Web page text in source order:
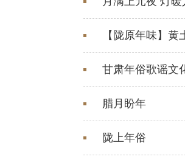
【陇原年味】
甘肃年俗歌谣文
腊月盼年
陇上年俗